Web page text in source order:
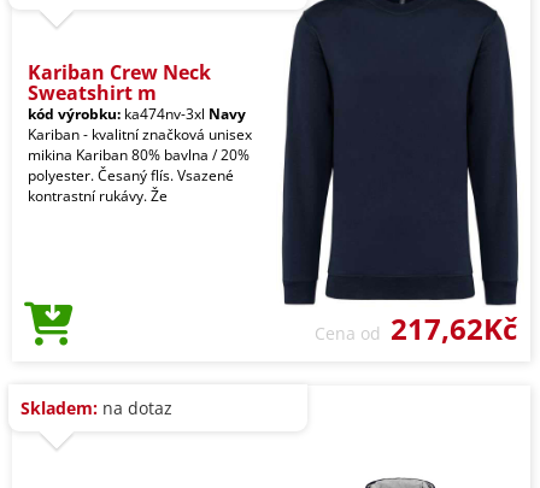
Kariban Crew Neck
Sweatshirt m
kód výrobku: ka474nv-3xl Navy
Kariban - kvalitní značková unisex
mikina Kariban 80% bavlna / 20%
polyester. Česaný flís. Vsazené
kontrastní rukávy. Že
Cena od 217,62Kč
Skladem: na dotaz